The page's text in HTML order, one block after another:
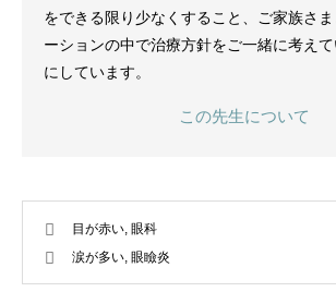
をできる限り少なくすること、ご家族さ
ーションの中で治療方針をご一緒に考え
にしています。
この先生について
目が赤い, 眼科
涙が多い, 眼瞼炎